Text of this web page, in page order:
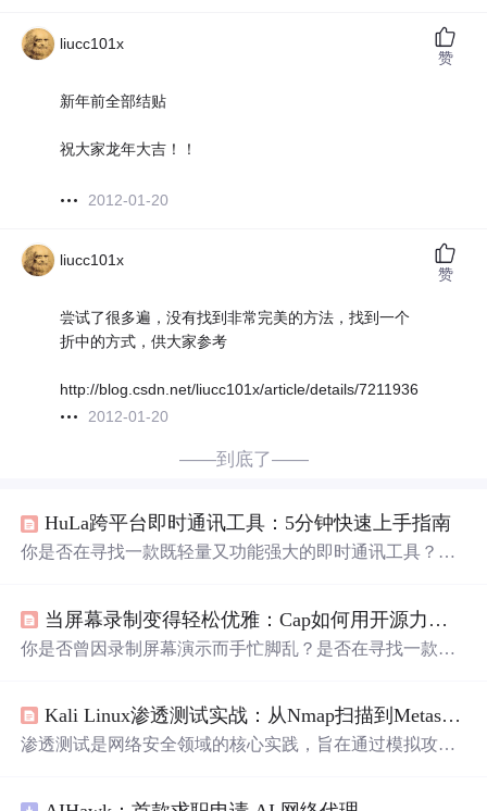
liucc101x
新年前全部结贴
祝大家龙年大吉！！
2012-01-20
赞
liucc101x
尝试了很多遍，没有找到非常完美的方法，找到一个
折中的方式，供大家参考
http://blog.csdn.net/liucc101x/article/details/7211936
2012-01-20
赞
——到底了——
HuLa跨平台即时通讯工具：5分钟快速上手指南
你是否在寻找一款既轻量又功能强大的即时通讯工具？Hu
题切换等丰富功能。无论你是Windows、macOS、Linux用
户，还是需要在 Android、iOS移动端使用，HuLa都能为你
始
当屏幕录制变得轻松优雅：Cap如何用开源力量重塑沟通体验
你是否曾因录制屏幕演示而手忙脚乱？是否在寻找一款既
验。这款**开源跨平台**工具以"Effortless, instant screen sha
ring"为核心理念，让每一次屏幕捕捉都变得优雅而高效。
Kali Linux渗透测试实战：从Nmap扫描到Metasploit漏洞利用的完整工具链解析
渗透测试是网络安全领域的核心实践，旨在通过模拟攻击